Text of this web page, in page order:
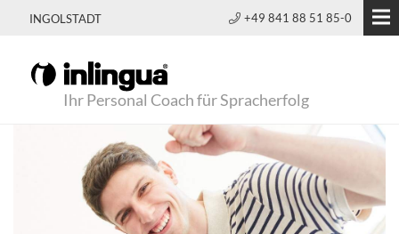
INGOLSTADT +49 841 88 51 85-0
Ihr Personal Coach für Spracherfolg